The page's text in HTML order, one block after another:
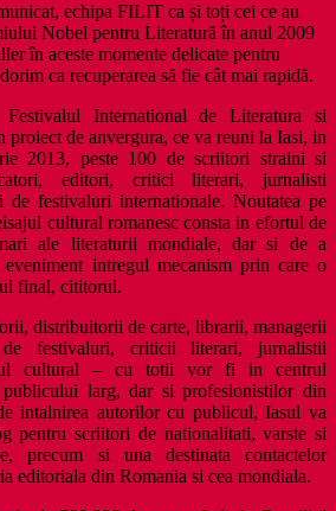
echipa FILIT ca și toți cei ce au
Nobel pentru Literatură în anul 2009
în aceste momente delicate pentru
ca recuperarea să fie cât mai rapidă.
Festivalul International de Literatura si
proiect de anvergura, ce va reuni la Iasi, in
2013, peste 100 de scriitori straini si
editori, critici literari, jurnalisti
de festivaluri internationale. Noutatea pe
cultural romanesc consta in efortul de
ale literaturii mondiale, dar si de a
intregul mecanism prin care o
final, cititorul.
distribuitorii de carte, librarii, managerii
festivaluri, criticii literari, jurnalistii
cultural – cu totii vor fi in centrul
publicului larg, dar si profesionistilor din
intalnirea autorilor cu publicul, Iasul va
pentru scriitori de nationalitati, varste si
precum si una destinata contactelor
editoriala din Romania si cea mondiala.